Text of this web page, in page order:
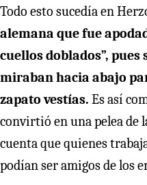
Todo esto sucedía en
alemana que fue
cuellos doblados”, pues
miraban hacia abajo
zapato vestías. Es así
convirtió en una pelea de
cuenta que quienes
podían ser amigos de los